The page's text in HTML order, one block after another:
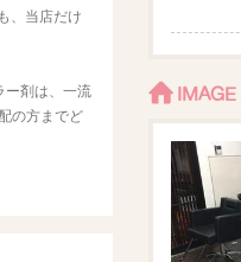
、当店だけ
ー剤は、一流
の方までど
IMAGE